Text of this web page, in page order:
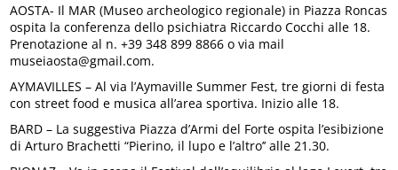
AOSTA- Il MAR (Museo archeologico regionale) in Piazza Roncas
ospita la conferenza dello psichiatra Riccardo Cocchi alle 18.
Prenotazione al n. +39 348 899 8866 o via mail
museiaosta@gmail.com.
AYMAVILLES – Al via l’Aymaville Summer Fest, tre giorni di festa
con street food e musica all’area sportiva. Inizio alle 18.
BARD – La suggestiva Piazza d’Armi del Forte ospita l’esibizione
di Arturo Brachetti “Pierino, il lupo e l’altro’’ alle 21.30.